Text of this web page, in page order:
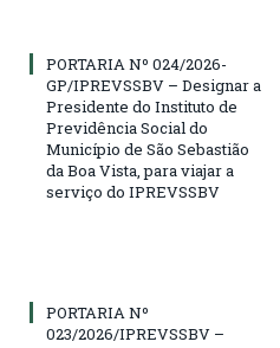
PORTARIA Nº 024/2026-
GP/IPREVSSBV – Designar a
Presidente do Instituto de
Previdência Social do
Município de São Sebastião
da Boa Vista, para viajar a
serviço do IPREVSSBV
PORTARIA Nº
023/2026/IPREVSSBV –